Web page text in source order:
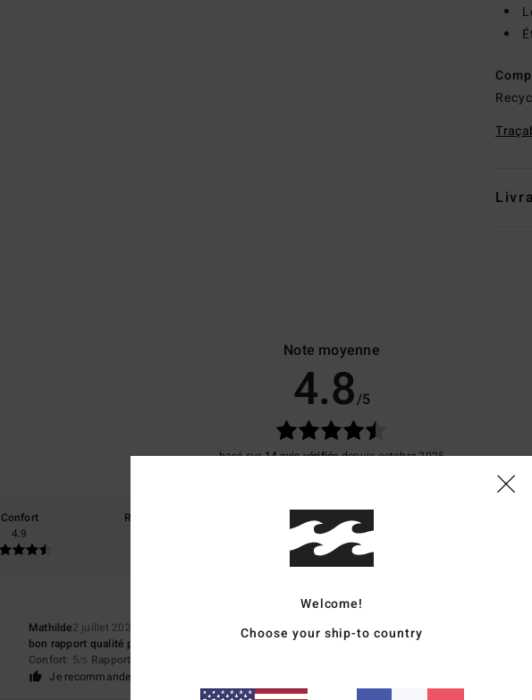
Note moyenne
4.8/5
basé sur14 avis vérifiésdepuis octobre 2025
Confort
4.9
Rapport qualité / prix
Taille
Trop petit Trop grand
Mathilde2 juillet 2026
bon rapport qualité prix
Confort: 5/5 Rapport qualité / prix
Je recommande ce produit
Welcome!
Choose your ship-to country